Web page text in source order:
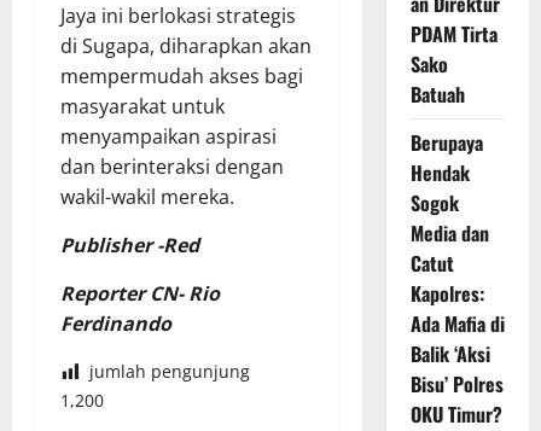
Jaya ini berlokasi strategis
di Sugapa, diharapkan akan
mempermudah akses bagi
masyarakat untuk
menyampaikan aspirasi
dan berinteraksi dengan
wakil-wakil mereka.
Publisher -Red
Reporter CN- Rio
Ferdinando
jumlah pengunjung
1,200
PDAM Tirta
Sako
Batuah
Berupaya
Hendak
Sogok
Media dan
Catut
Kapolres:
Ada Mafia di
Balik ‘Aksi
Bisu’ Polres
OKU Timur?